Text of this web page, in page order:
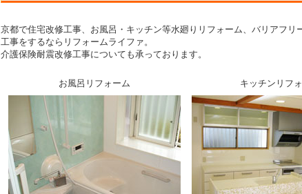
京都で住宅改修工事、お風呂・キッチン等水廻りリフォーム、バリアフリ
工事をするならリフォームライファ。
介護保険耐震改修工事についても承っております。
お風呂リフォーム キッチンリフ